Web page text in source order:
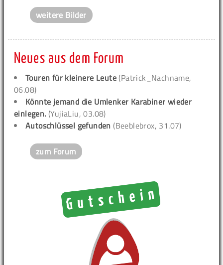
weitere Bilder
Neues aus dem Forum
Touren für kleinere Leute (Patrick_Nachname,
06.08)
Könnte jemand die Umlenker Karabiner wieder
einlegen. (YujiaLiu, 03.08)
Autoschlüssel gefunden (Beeblebrox, 31.07)
zum Forum